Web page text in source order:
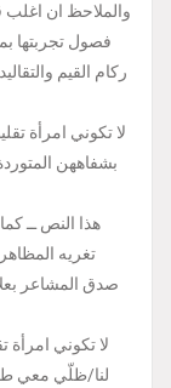
والملاحظ ان اغلب
فصول تجربتها
ركام القيم
لا تكوني امرأة
بشفاههن
هذا النص ــ
تغريه
صدق المشاعر
لا تكوني
لنا/ظلّي معي